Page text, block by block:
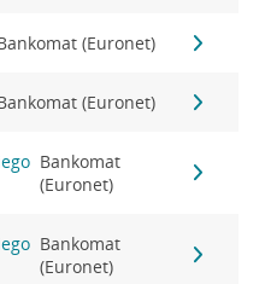
(Euronet)
(Euronet)
Bankomat
(Euronet)
Bankomat
(Euronet)